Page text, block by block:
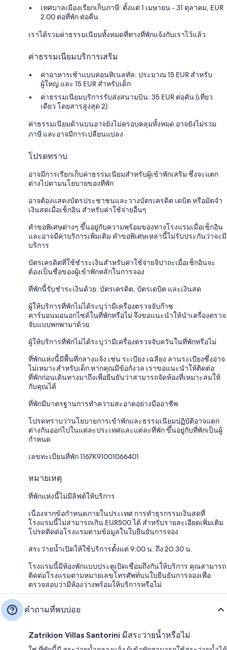
เทศบาลเมืองเรียกเก็บภาษี: ตั้งแต่ 1 เมษายน - 31 ตุลาคม, EUR
2.00 ต่อที่พัก ต่อคืน
เราได้รวมค่าธรรมเนียมทั้งหมดที่ทางที่พักแจ้งกับเราไว้แล้ว
ค่าธรรมเนียมบริการเสริม
ค่าอาหารเช้าแบบคอนทิเนลทัล: ประมาณ 15 EUR สำหรับ
ผู้ใหญ่ และ 15 EUR สำหรับเด็ก
ค่าธรรมเนียมบริการรับส่งสนามบิน: 35 EUR ต่อคัน (เที่ยว
เดียว โดยสารสูงสุด 2)
ค่าธรรมเนียมด้านบนอาจยังไม่ครอบคลุมทั้งหมด อาจยังไม่รวม
ภาษี และอาจมีการเปลี่ยนแปลง
โปรดทราบ
อาจมีการเรียกเก็บค่าธรรมเนียมสำหรับผู้เข้าพักเสริม ซึ่งจะแตก
ต่างไปตามนโยบายของที่พัก
อาจต้องแสดงบัตรประชาชนและวางบัตรเครดิต เดบิต หรือมัดจำ
เงินสดเมื่อเช็กอิน สำหรับค่าใช้จ่ายอื่นๆ
คำขอพิเศษต่างๆ ขึ้นอยู่กับความพร้อมของทางโรงแรมเมื่อเช็กอิน
และอาจมีค่าบริการเพิ่มเติม คำขอพิเศษเหล่านี้ไม่รับประกันว่าจะมี
บริการ
บัตรเครดิตที่ใช้ชำระเงินสำหรับค่าใช้จ่ายจิปาถะเมื่อเช็กอินจะ
ต้องเป็นชื่อของผู้เข้าพักหลักในการจอง
ที่พักนี้รับชำระเงินด้วย: บัตรเครดิต, บัตรเดบิต และเงินสด
ผู้ให้บริการที่พักไม่ได้ระบุว่ามีเครื่องตรวจจับก๊าซ
คาร์บอนมอนอกไซด์ในที่พักหรือไม่ จึงขอแนะนำให้นำเครื่องตรวจ
จับแบบพกพามาด้วย
ผู้ให้บริการที่พักไม่ได้ระบุว่ามีเครื่องตรวจจับควันในที่พักหรือไม่
ที่พักแห่งนี้มีพื้นที่กลางแจ้ง เช่น ระเบียง เฉลียง ลานระเบียงซึ่งอาจ
ไม่เหมาะสำหรับเด็ก หากคุณมีข้อกังวล เราขอแนะนำให้ติดต่อ
ที่พักก่อนเดินทางมาถึงเพื่อยืนยันว่าสามารถจัดห้องที่เหมาะสมให้
กับคุณได้
ที่พักมีมาตรฐานการทำความสะอาดอย่างมืออาชีพ
โปรดทราบว่านโยบายการเข้าพักและธรรมเนียมปฏิบัติอาจแตก
ต่างกันออกไปในแต่ละประเทศและแต่ละที่พัก ขึ้นอยู่กับที่พักเป็นผู้
กำหนด
เลขทะเบียนที่พัก 1167Κ91001066401
หมายเหตุ
ที่พักแห่งนี้ไม่มีลิฟต์ให้บริการ
เนื่องจากข้อกำหนดภายในประเทศ การทำธุรกรรมเงินสดที่
โรงแรมนี้ไม่สามารถเกิน EUR500 ได้ สำหรับรายละเอียดเพิ่มเติม
โปรดติดต่อโรงแรมตามข้อมูลในใบยืนยันการจอง
สระว่ายน้ำเปิดให้ใช้บริการตั้งแต่ 9:00 น. ถึง 20:30 น.
โรงแรมนี้มีห้องพักแบบประตูเปิดเชื่อมถึงกันให้บริการ คุณสามารถ
ติดต่อโรงแรมตามหมายเลขโทรศัพท์บนใบยืนยันการจองเพื่อ
ตรวจสอบว่ามีห้องว่างพร้อมให้บริการหรือไม่
คำถามที่พบบ่อย
Zatrikion Villas Santorini มีสระว่ายน้ำหรือไม่